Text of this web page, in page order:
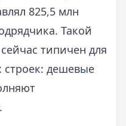
825,5 млн
Такой
типичен для
строек: дешевые